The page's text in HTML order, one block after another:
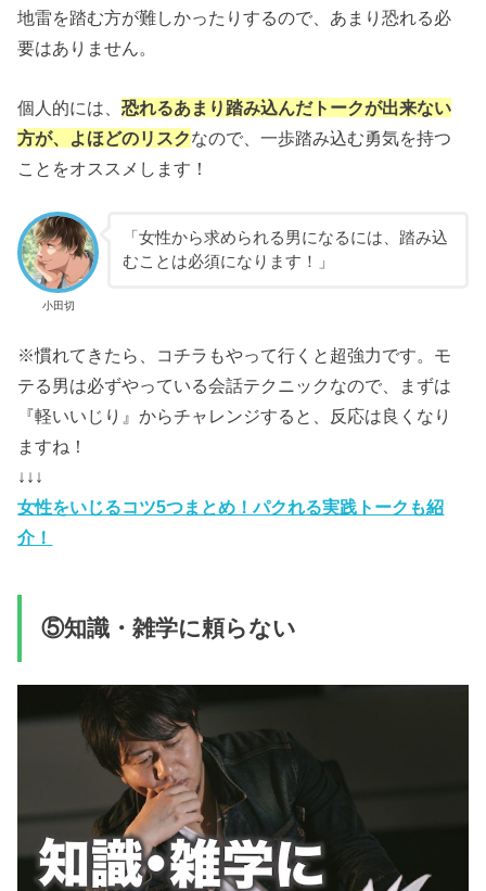
地雷を踏む方が難しかったりするので、あまり恐れる必
要はありません。
個人的には、恐れるあまり踏み込んだトークが出来ない
方が、よほどのリスクなので、一歩踏み込む勇気を持つ
ことをオススメします！
小田切
「女性から求められる男になるには、踏み込
むことは必須になります！」
※慣れてきたら、コチラもやって行くと超強力です。モ
テる男は必ずやっている会話テクニックなので、まずは
『軽いいじり』からチャレンジすると、反応は良くなり
ますね！
↓↓↓
女性をいじるコツ5つまとめ！パクれる実践トークも紹
介！
⑤知識・雑学に頼らない